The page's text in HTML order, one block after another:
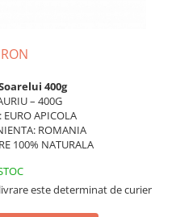
400g
– 400G
EURO APICOLA
ROMANIA
100% NATURALA
este determinat de curier